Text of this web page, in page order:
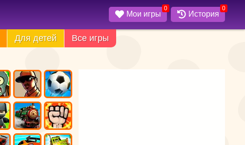
Мои игры
0
История
0
Для детей Все игры